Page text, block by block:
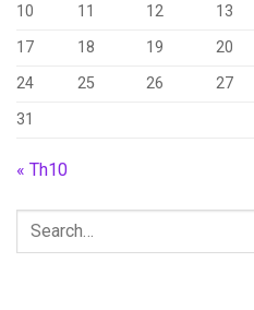
10
11 12 13
17
18 19 20
24
25 26 27
31
« Th10